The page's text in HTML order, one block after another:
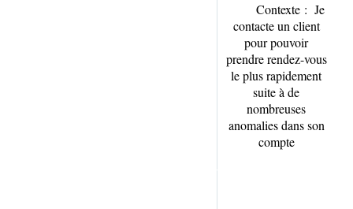
Contexte : Je
contacte un client
pour pouvoir
prendre rendez-vous
le plus rapidement
suite à de
nombreuses
anomalies dans son
compte